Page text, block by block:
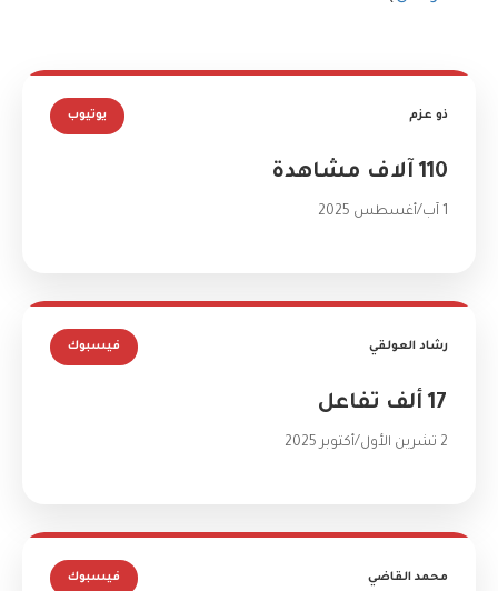
ذو عزم يوتيوب
110 آلاف مشاهدة
1 آب/أغسطس 2025
رشاد العولقي فيسبوك
17 ألف تفاعل
2 تشرين الأول/أكتوبر 2025
محمد القاضي فيسبوك